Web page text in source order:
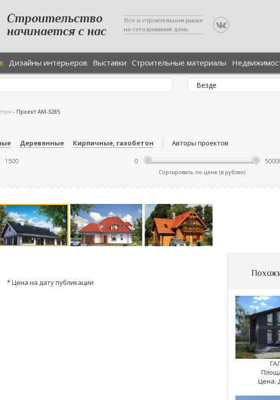
Строительство
начинается с нас
Все о строительном рынке
на сегодняшний день
Дизайны интерьеров Выставки Строительные материалы
- Проект AM-3285
Деревянные Кирпичные, газобетон Авторы проектов
Сортировать по цене (в рублях)
* Цена на дату публикации
Цена: